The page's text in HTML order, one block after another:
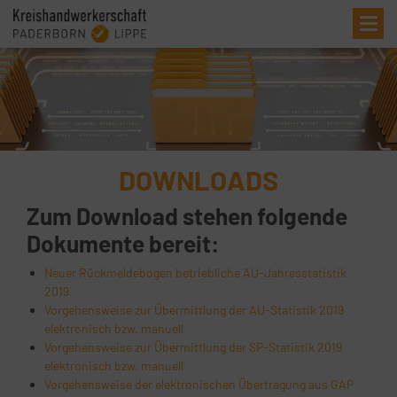
DOWNLOADS
Zum Download stehen folgende
Dokumente bereit:
Neuer Rückmeldebogen betriebliche AU-Jahresstatistik
2019
Vorgehensweise zur Übermittlung der AU-Statistik 2019
elektronisch bzw. manuell
Vorgehensweise zur Übermittlung der SP-Statistik 2019
elektronisch bzw. manuell
Vorgehensweise der elektronischen Übertragung aus GAP